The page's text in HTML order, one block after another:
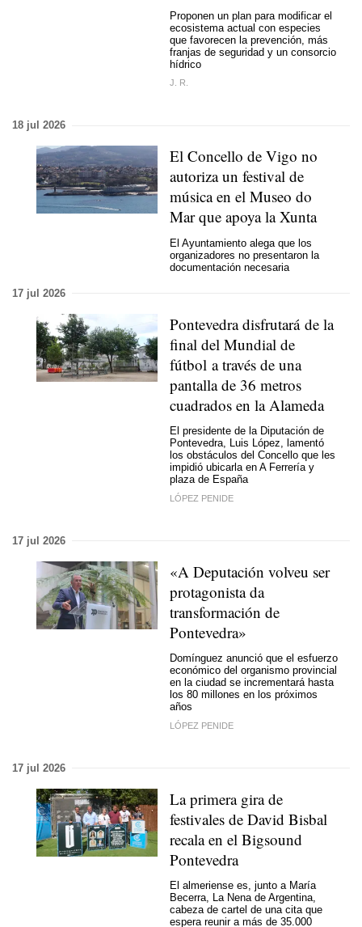
Proponen un plan para modificar el
ecosistema actual con especies
que favorecen la prevención, más
franjas de seguridad y un consorcio
hídrico
J. R.
18 jul 2026
El Concello de Vigo no
autoriza un festival de
música en el Museo do
Mar que apoya la Xunta
El Ayuntamiento alega que los
organizadores no presentaron la
documentación necesaria
17 jul 2026
Pontevedra disfrutará de la
final del Mundial de
fútbol a través de una
pantalla de 36 metros
cuadrados en la Alameda
El presidente de la Diputación de
Pontevedra, Luis López, lamentó
los obstáculos del Concello que les
impidió ubicarla en A Ferrería y
plaza de España
LÓPEZ PENIDE
17 jul 2026
«A Deputación volveu ser
protagonista da
transformación de
Pontevedra»
Domínguez anunció que el esfuerzo
económico del organismo provincial
en la ciudad se incrementará hasta
los 80 millones en los próximos
años
LÓPEZ PENIDE
17 jul 2026
La primera gira de
festivales de David Bisbal
recala en el Bigsound
Pontevedra
El almeriense es, junto a María
Becerra, La Nena de Argentina,
cabeza de cartel de una cita que
espera reunir a más de 35.000